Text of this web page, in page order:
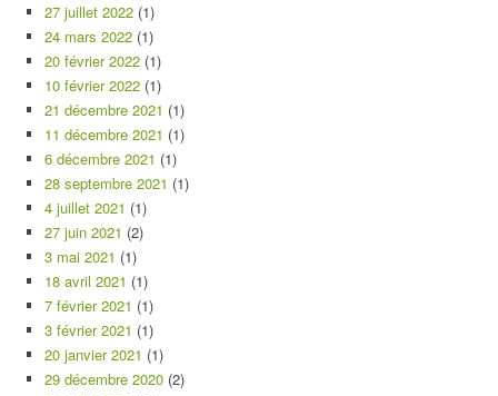
27 juillet 2022 (1)
24 mars 2022 (1)
20 février 2022 (1)
10 février 2022 (1)
21 décembre 2021 (1)
11 décembre 2021 (1)
6 décembre 2021 (1)
28 septembre 2021 (1)
4 juillet 2021 (1)
27 juin 2021 (2)
3 mai 2021 (1)
18 avril 2021 (1)
7 février 2021 (1)
3 février 2021 (1)
20 janvier 2021 (1)
29 décembre 2020 (2)